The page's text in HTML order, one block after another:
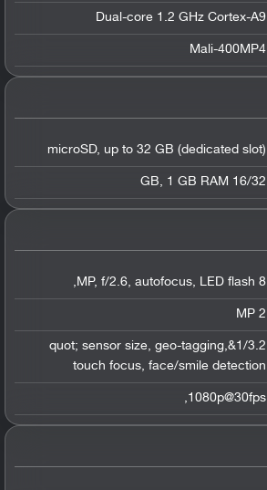
Dual-core 1.2 GHz Cortex-A9
Mali-400MP4
microSD, up to 32 GB (dedicated slot)
16/32 GB, 1 GB RAM
8 MP, f/2.6, autofocus, LED flash,
2 MP
1/3.2&quot; sensor size, geo-tagging,
touch focus, face/smile detection
1080p@30fps,